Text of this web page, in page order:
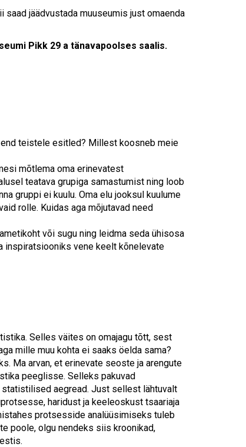
touch
saad jäädvustada muuseumis just omaenda
Pikk 29 a tänavapoolses saalis.
teistele esitled? Millest koosneb meie
mõtlema oma erinevatest
teatava grupiga samastumist ning loob
gruppi ei kuulu. Oma elu jooksul kuulume
rolle. Kuidas aga mõjutavad need
või sugu ning leidma seda ühisosa
inspiratsiooniks vene keelt kõnelevate
Selles väites on omajagu tõtt, sest
mille muu kohta ei saaks öelda sama?
Ma arvan, et erinevate seoste ja arengute
peeglisse. Selleks pakuvad
statistilised aegread. Just sellest lähtuvalt
haridust ja keeleoskust tsaariaja
protsesside analüüsimiseks tuleb
poole, olgu nendeks siis kroonikad,